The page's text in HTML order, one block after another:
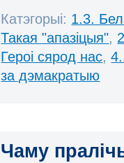
Катэгорыі: 1.3.
Такая "апазіцыя",
Героі сярод нас,
за дэмакратыю
Чаму